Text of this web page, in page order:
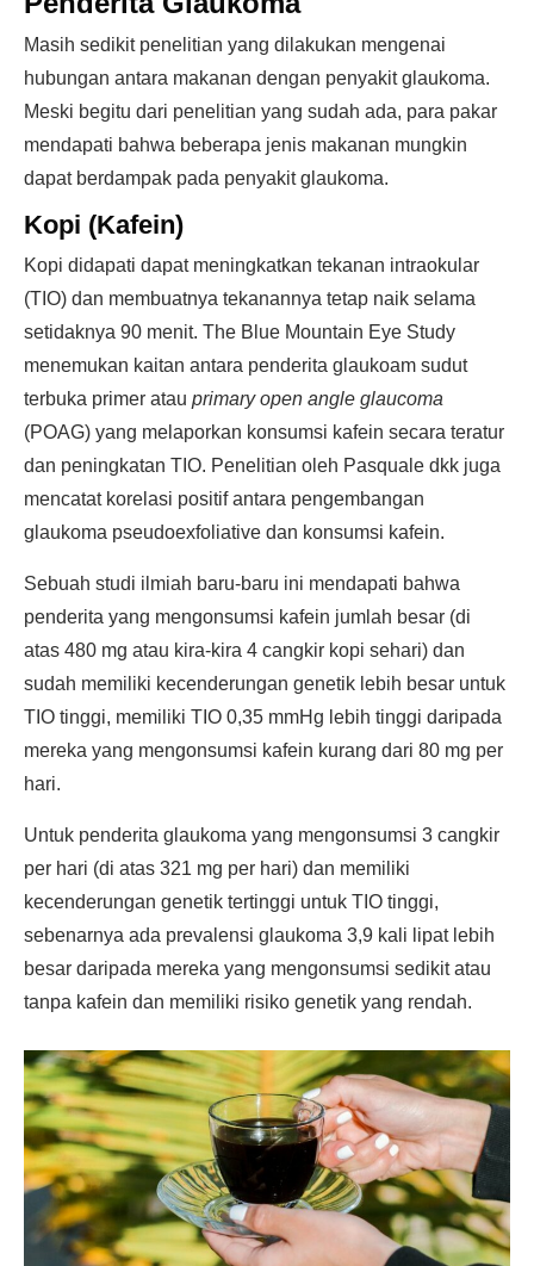
Masih sedikit penelitian yang dilakukan mengenai
hubungan antara makanan dengan penyakit glaukoma.
Meski begitu dari penelitian yang sudah ada, para pakar
mendapati bahwa beberapa jenis makanan mungkin
dapat berdampak pada penyakit glaukoma.
Kopi (Kafein)
Kopi didapati dapat meningkatkan tekanan intraokular
(TIO) dan membuatnya tekanannya tetap naik selama
setidaknya 90 menit. The Blue Mountain Eye Study
menemukan kaitan antara penderita glaukoam sudut
terbuka primer atau primary open angle glaucoma
(POAG) yang melaporkan konsumsi kafein secara teratur
dan peningkatan TIO. Penelitian oleh Pasquale dkk juga
mencatat korelasi positif antara pengembangan
glaukoma pseudoexfoliative dan konsumsi kafein.
Sebuah studi ilmiah baru-baru ini mendapati bahwa
penderita yang mengonsumsi kafein jumlah besar (di
atas 480 mg atau kira-kira 4 cangkir kopi sehari) dan
sudah memiliki kecenderungan genetik lebih besar untuk
TIO tinggi, memiliki TIO 0,35 mmHg lebih tinggi daripada
mereka yang mengonsumsi kafein kurang dari 80 mg per
hari.
Untuk penderita glaukoma yang mengonsumsi 3 cangkir
per hari (di atas 321 mg per hari) dan memiliki
kecenderungan genetik tertinggi untuk TIO tinggi,
sebenarnya ada prevalensi glaukoma 3,9 kali lipat lebih
besar daripada mereka yang mengonsumsi sedikit atau
tanpa kafein dan memiliki risiko genetik yang rendah.